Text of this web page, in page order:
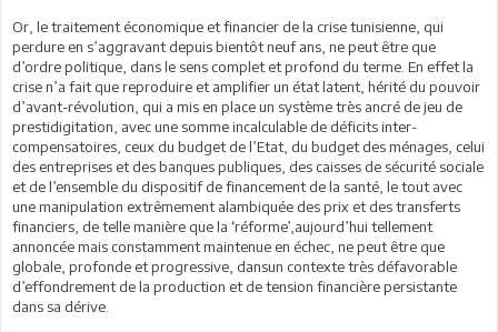
Or, le traitement économique et financier de la crise tunisienne, qui
perdure en s’aggravant depuis bientôt neuf ans, ne peut être que
d’ordre politique, dans le sens complet et profond du terme. En effet la
crise n’a fait que reproduire et amplifier un état latent, hérité du pouvoir
d’avant-révolution, qui a mis en place un système très ancré de jeu de
prestidigitation, avec une somme incalculable de déficits inter-
compensatoires, ceux du budget de l’Etat, du budget des ménages, celui
des entreprises et des banques publiques, des caisses de sécurité sociale
et de l’ensemble du dispositif de financement de la santé, le tout avec
une manipulation extrêmement alambiquée des prix et des transferts
financiers, de telle manière que la ‘réforme’,aujourd’hui tellement
annoncée mais constamment maintenue en échec, ne peut être que
globale, profonde et progressive, dansun contexte très défavorable
d’effondrement de la production et de tension financière persistante
dans sa dérive.